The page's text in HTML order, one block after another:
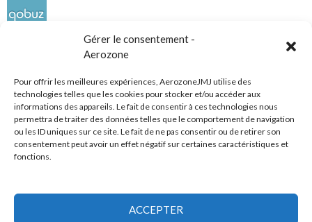
Gérer le consentement -
Aerozone
Pour offrir les meilleures expériences, AerozoneJMJ utilise des
technologies telles que les cookies pour stocker et/ou accéder aux
informations des appareils. Le fait de consentir à ces technologies nous
permettra de traiter des données telles que le comportement de navigation
ou les ID uniques sur ce site. Le fait de ne pas consentir ou de retirer son
consentement peut avoir un effet négatif sur certaines caractéristiques et
fonctions.
ACCEPTER
Réseaux sociaux